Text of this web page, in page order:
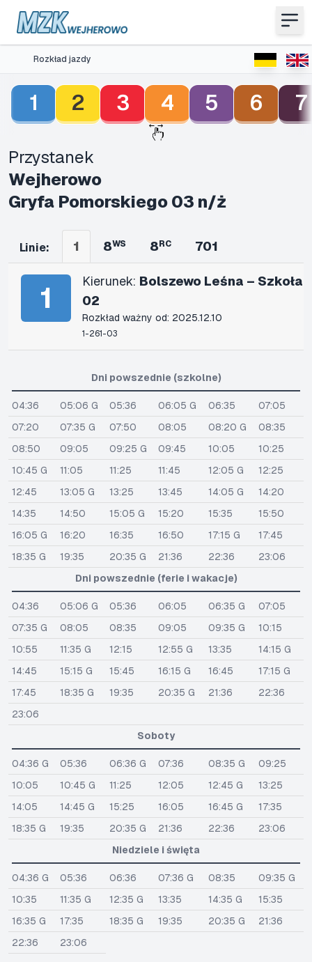
Rozkład jazdy
1 2 3 4 5 6 7
Przystanek
Wejherowo
Gryfa Pomorskiego 03 n/ż
Linie: 1 8WS 8RC 701
1 Kierunek: Bolszewo Leśna – Szkoła
02
Rozkład ważny od: 2025.12.10
1-261-03
Dni powszednie (szkolne)
04:36 05:06 G 05:36 06:05 G 06:35
07:05
07:20
07:35 G 07:50 08:05 08:20 G
08:35
08:50
09:05 09:25 G 09:45 10:05
10:25
10:45 G
11:05 11:25 11:45 12:05 G
12:25
12:45
13:05 G 13:25 13:45 14:05 G
14:20
14:35
14:50 15:05 G 15:20 15:35
15:50
16:05 G
16:20 16:35 16:50 17:15 G
17:45
18:35 G
19:35 20:35 G 21:36 22:36
23:06
Dni powszednie (ferie i wakacje)
04:36 05:06 G 05:36 06:05 06:35 G
07:05
07:35 G
08:05 08:35 09:05 09:35 G
10:15
10:55
11:35 G 12:15 12:55 G 13:35
14:15 G
14:45
15:15 G 15:45 16:15 G 16:45
17:15 G
17:45
18:35 G 19:35 20:35 G 21:36
22:36
23:06
Soboty
04:36 G 05:36 06:36 G 07:36 08:35 G
09:25
10:05
10:45 G 11:25 12:05 12:45 G
13:25
14:05
14:45 G 15:25 16:05 16:45 G
17:35
18:35 G
19:35 20:35 G 21:36 22:36
23:06
Niedziele i święta
04:36 G 05:36 06:36 07:36 G 08:35
09:35 G
10:35
11:35 G 12:35 G 13:35 14:35 G
15:35
16:35 G
17:35 18:35 G 19:35 20:35 G
21:36
22:36
23:06